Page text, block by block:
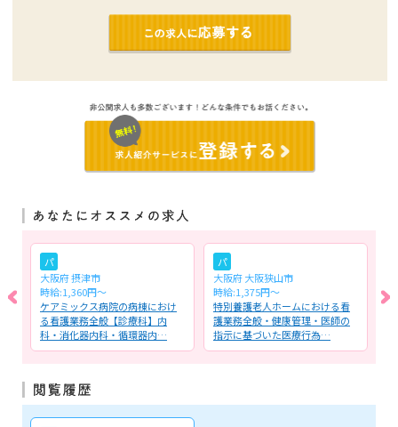
パ
大阪府 摂津市
時給:1,360円〜
ケアミックス病院の病棟におけ
る看護業務全般【診療科】内
科・消化器内科・循環器内…
パ
大阪府 大阪狭山市
時給:1,375円～
特別養護老人ホームにおける看
護業務全般・健康管理・医師の
指示に基づいた医療行為…